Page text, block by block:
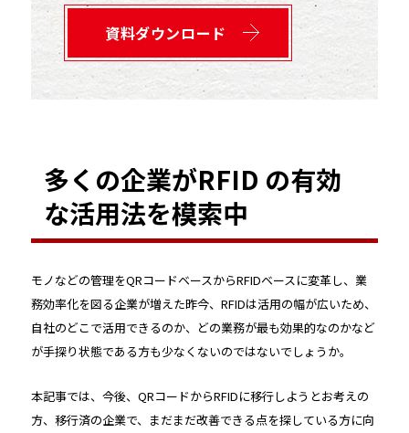
資料ダウンロード
多くの企業がRFID の有効
な活用法を模索中
モノなどの管理をQRコードベースからRFIDベースに変革し、業
務効率化を図る企業が増えた昨今、RFIDは活用の幅が広いため、
自社のどこで活用できるのか、どの業務が最も効果的なのかなど
が手探り状態である方も少なくないのではないでしょうか。
本記事では、今後、QRコードからRFIDに移行しようとお考えの
方、移行済の企業で、まだまだ改善できる点を探している方に向